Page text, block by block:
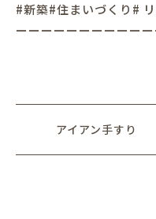
#新築#住まいづくり#
ーーーーーーーーーー
アイアン手すり